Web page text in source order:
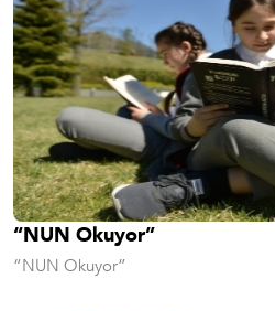
“NUN Okuyor”
“NUN Okuyor”